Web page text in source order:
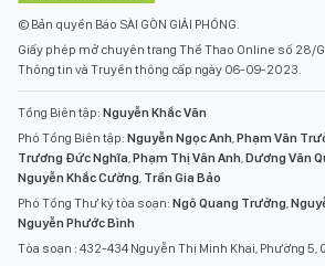
© Bản quyền Báo SÀI GÒN GIẢI PHÓNG.
Giấy phép mở chuyên trang Thể Thao Online số 28/
Thông tin và Truyền thông cấp ngày 06-09-2023.
Tổng Biên tập: Nguyễn Khắc Văn
Phó Tổng Biên tập: Nguyễn Ngọc Anh,Phạm Văn
Trương Đức Nghĩa,Phạm Thị Vân Anh,Dương Văn
Nguyễn Khắc Cường, Trần Gia Bảo
Phó Tổng Thư ký tòa soạn: Ngô Quang Trưởng,
Nguyễn Phước Bình
Tòa soạn : 432-434 Nguyễn Thị Minh Khai, Phường 5,